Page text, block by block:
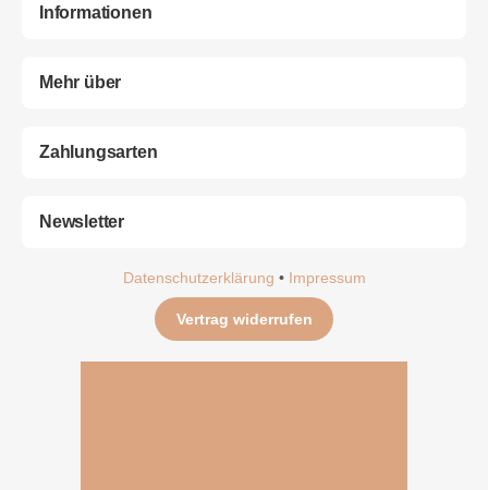
Informationen
Mehr über
Zahlungsarten
Newsletter
Datenschutzerklärung • Impressum
Vertrag widerrufen